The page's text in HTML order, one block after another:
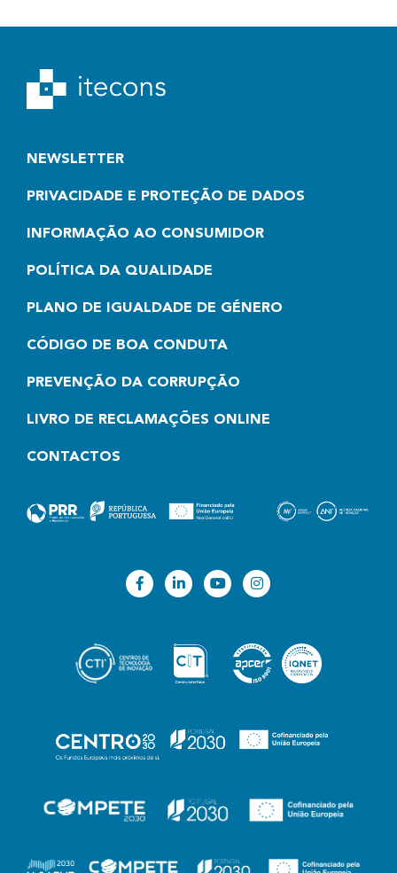
NEWSLETTER
PRIVACIDADE E PROTEÇÃO DE DADOS
INFORMAÇÃO AO CONSUMIDOR
POLÍTICA DA QUALIDADE
PLANO DE IGUALDADE DE GÉNERO
CÓDIGO DE BOA CONDUTA
PREVENÇÃO DA CORRUPÇÃO
LIVRO DE RECLAMAÇÕES ONLINE
CONTACTOS